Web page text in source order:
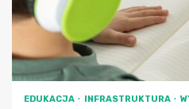
EDUKACJA INFRASTRUKTURA